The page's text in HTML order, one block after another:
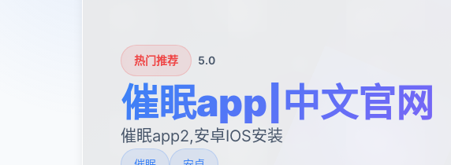
热门推荐 5.0
催眠app|中文官网
催眠app2,安卓IOS安装